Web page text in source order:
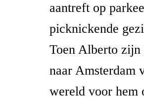
aantreft op
picknickende
Toen Alberto zijn
naar Amsterdam
wereld voor hem